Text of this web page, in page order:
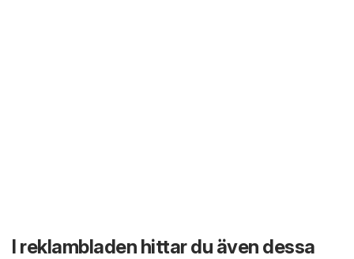
I reklambladen hittar du även dessa